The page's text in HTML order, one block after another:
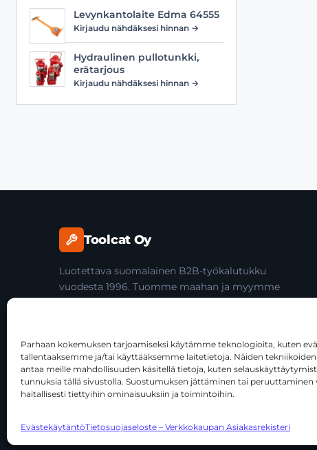
Parhaan kokemuksen tarjoamiseksi käytämme teknologioita, kuten
tallentaaksemme ja/tai käyttääksemme laitetietoja. Näiden
antaa meille mahdollisuuden käsitellä tietoja, kuten
tunnuksia tällä sivustolla. Suostumuksen jättäminen tai peruuttaminen
haitallisesti tiettyihin ominaisuuksiin ja toimintoihin.
EvästekäytäntöTietosuojaseloste – Verkkokaupan Asiakasrekisteri
Levynkantolaite Edma 64555
Kirjaudu nähdäksesi hinnan →
Hydraulinen pullotunkki,
erätarjous
Kirjaudu nähdäksesi hinnan →
Toolcat Oy
Luotettava suomalainen B2B-työkalutukku
vuodesta 1996. Tuomme maahan ja myymme
© 2026 Toolcat Oy · Y-tunnus 1059567-7 · Kalustetie 1,